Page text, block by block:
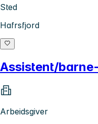
Sted
Hafrsfjord
Assistent/
Arbeidsgiver